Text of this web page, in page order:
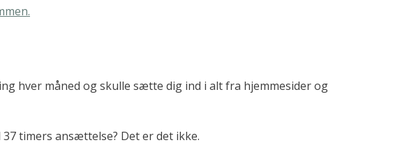
hver måned og skulle sætte dig ind i alt fra hjemmesider og
timers ansættelse? Det er det ikke.